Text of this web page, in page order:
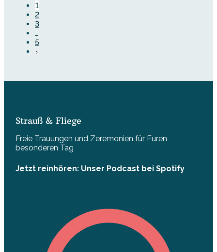
1
2
3
…
5
Strauß & Fliege
Freie Trauungen und Zeremonien für Euren
besonderen Tag
Jetzt reinhören: Unser Podcast bei Spotify